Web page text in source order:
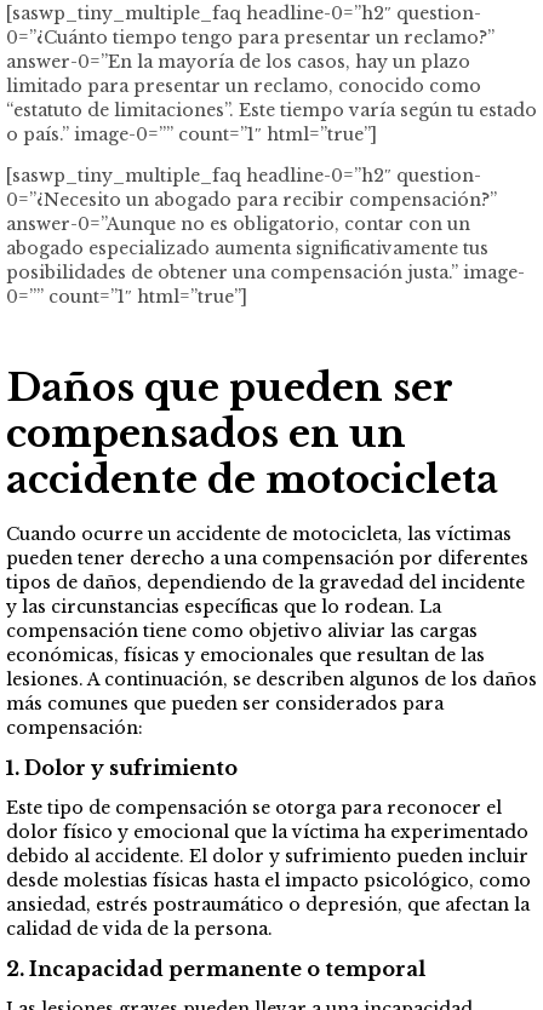
[saswp_tiny_multiple_faq headline-0=”h2″ question-
0=”¿Cuánto tiempo tengo para presentar un reclamo?”
answer-0=”En la mayoría de los casos, hay un plazo
limitado para presentar un reclamo, conocido como
“estatuto de limitaciones”. Este tiempo varía según tu estado
o país.” image-0=”” count=”1″ html=”true”]
[saswp_tiny_multiple_faq headline-0=”h2″ question-
0=”¿Necesito un abogado para recibir compensación?”
answer-0=”Aunque no es obligatorio, contar con un
abogado especializado aumenta significativamente tus
posibilidades de obtener una compensación justa.” image-
0=”” count=”1″ html=”true”]
Daños que pueden ser
compensados en un
accidente de motocicleta
Cuando ocurre un accidente de motocicleta, las víctimas
pueden tener derecho a una compensación por diferentes
tipos de daños, dependiendo de la gravedad del incidente
y las circunstancias específicas que lo rodean. La
compensación tiene como objetivo aliviar las cargas
económicas, físicas y emocionales que resultan de las
lesiones. A continuación, se describen algunos de los daños
más comunes que pueden ser considerados para
compensación:
1. Dolor y sufrimiento
Este tipo de compensación se otorga para reconocer el
dolor físico y emocional que la víctima ha experimentado
debido al accidente. El dolor y sufrimiento pueden incluir
desde molestias físicas hasta el impacto psicológico, como
ansiedad, estrés postraumático o depresión, que afectan la
calidad de vida de la persona.
2. Incapacidad permanente o temporal